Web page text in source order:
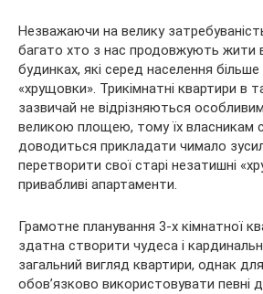
Незважаючи на велику
багато хто з нас продовжують жити
будинках, які серед населення більше
«хрущовки». Трикімнатні квартири в
зазвичай не відрізняються
великою площею, тому їх власникам
доводиться прикладати чимало
перетворити свої старі незатишні
привабливі апартаменти.
Грамотне планування 3-х кімнатної
здатна створити чудеса і
загальний вигляд квартири, однак
обов’язково використовувати певні